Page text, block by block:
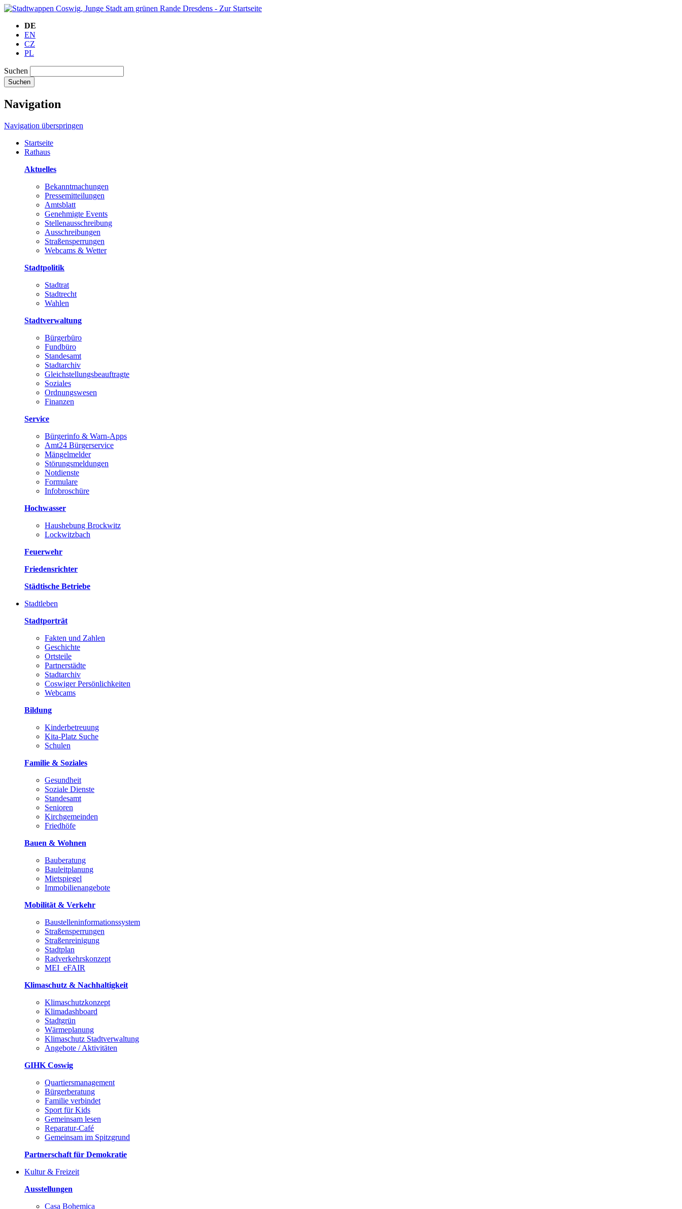
DE
EN
CZ
PL
Suchen
Suchen
Navigation
Navigation überspringen
Startseite
Rathaus
Aktuelles
Bekanntmachungen
Pressemitteilungen
Amtsblatt
Genehmigte Events
Stellenausschreibung
Ausschreibungen
Straßensperrungen
Webcams & Wetter
Stadtpolitik
Stadtrat
Stadtrecht
Wahlen
Stadtverwaltung
Bürgerbüro
Fundbüro
Standesamt
Stadtarchiv
Gleichstellungsbeauftragte
Soziales
Ordnungswesen
Finanzen
Service
Bürgerinfo & Warn-Apps
Amt24 Bürgerservice
Mängelmelder
Störungsmeldungen
Notdienste
Formulare
Infobroschüre
Hochwasser
Haushebung Brockwitz
Lockwitzbach
Feuerwehr
Friedensrichter
Städtische Betriebe
Stadtleben
Stadtporträt
Fakten und Zahlen
Geschichte
Ortsteile
Partnerstädte
Stadtarchiv
Coswiger Persönlichkeiten
Webcams
Bildung
Kinderbetreuung
Kita-Platz Suche
Schulen
Familie & Soziales
Gesundheit
Soziale Dienste
Standesamt
Senioren
Kirchgemeinden
Friedhöfe
Bauen & Wohnen
Bauberatung
Bauleitplanung
Mietspiegel
Immobilienangebote
Mobilität & Verkehr
Baustelleninformationssystem
Straßensperrungen
Straßenreinigung
Stadtplan
Radverkehrskonzept
MEI_eFAIR
Klimaschutz & Nachhaltigkeit
Klimaschutzkonzept
Klimadashboard
Stadtgrün
Wärmeplanung
Klimaschutz Stadtverwaltung
Angebote / Aktivitäten
GIHK Coswig
Quartiersmanagement
Bürgerberatung
Familie verbindet
Sport für Kids
Gemeinsam lesen
Reparatur-Café
Gemeinsam im Spitzgrund
Partnerschaft für Demokratie
Kultur & Freizeit
Ausstellungen
Casa Bohemica